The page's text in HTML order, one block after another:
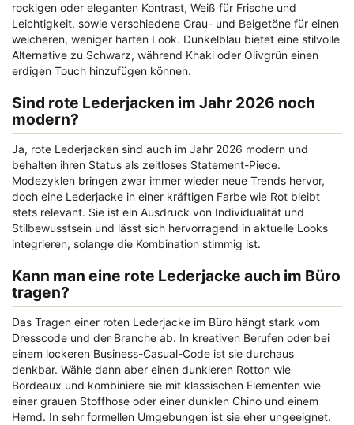
rockigen oder eleganten Kontrast, Weiß für Frische und
Leichtigkeit, sowie verschiedene Grau- und Beigetöne für einen
weicheren, weniger harten Look. Dunkelblau bietet eine stilvolle
Alternative zu Schwarz, während Khaki oder Olivgrün einen
erdigen Touch hinzufügen können.
Sind rote Lederjacken im Jahr 2026 noch
modern?
Ja, rote Lederjacken sind auch im Jahr 2026 modern und
behalten ihren Status als zeitloses Statement-Piece.
Modezyklen bringen zwar immer wieder neue Trends hervor,
doch eine Lederjacke in einer kräftigen Farbe wie Rot bleibt
stets relevant. Sie ist ein Ausdruck von Individualität und
Stilbewusstsein und lässt sich hervorragend in aktuelle Looks
integrieren, solange die Kombination stimmig ist.
Kann man eine rote Lederjacke auch im Büro
tragen?
Das Tragen einer roten Lederjacke im Büro hängt stark vom
Dresscode und der Branche ab. In kreativen Berufen oder bei
einem lockeren Business-Casual-Code ist sie durchaus
denkbar. Wähle dann aber einen dunkleren Rotton wie
Bordeaux und kombiniere sie mit klassischen Elementen wie
einer grauen Stoffhose oder einer dunklen Chino und einem
Hemd. In sehr formellen Umgebungen ist sie eher ungeeignet.